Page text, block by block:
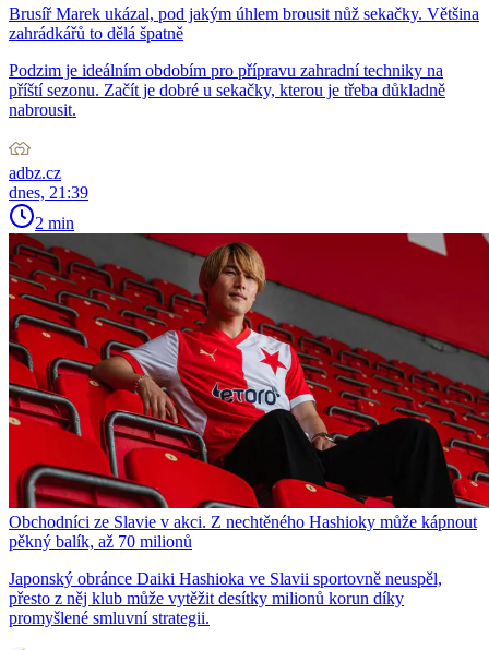
Brusíř Marek ukázal, pod jakým úhlem brousit nůž sekačky. Většina
zahrádkářů to dělá špatně
Podzim je ideálním obdobím pro přípravu zahradní techniky na
příští sezonu. Začít je dobré u sekačky, kterou je třeba důkladně
nabrousit.
adbz.cz
dnes, 21:39
2 min
Obchodníci ze Slavie v akci. Z nechtěného Hashioky může kápnout
pěkný balík, až 70 milionů
Japonský obránce Daiki Hashioka ve Slavii sportovně neuspěl,
přesto z něj klub může vytěžit desítky milionů korun díky
promyšlené smluvní strategii.